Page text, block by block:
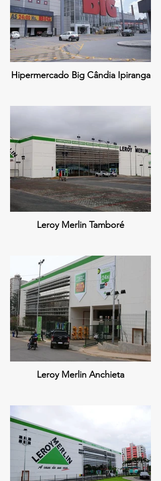
Hipermercado Big Cândia Ipiranga
Leroy Merlin Tamboré
Leroy Merlin Anchieta